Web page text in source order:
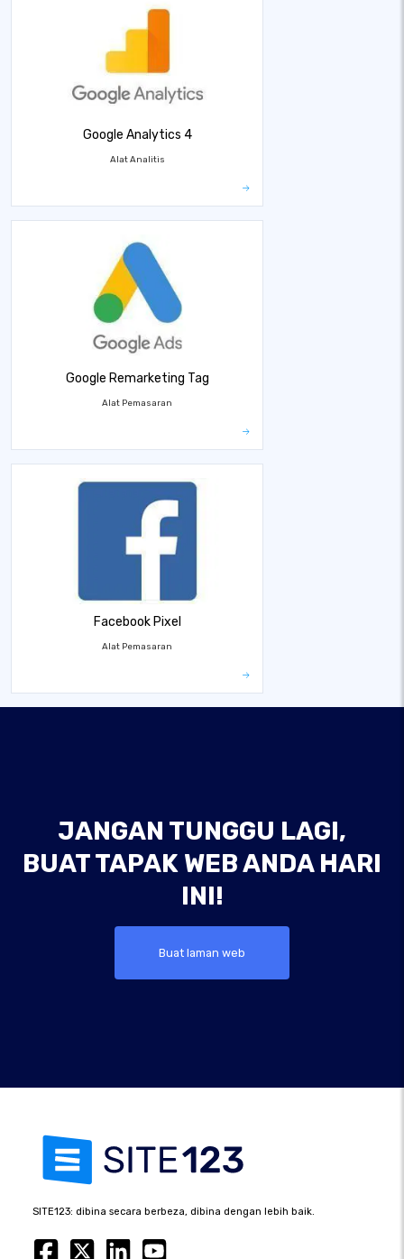
Google Analytics 4
Alat Analitis
Google Remarketing Tag
Alat Pemasaran
Facebook Pixel
Alat Pemasaran
JANGAN TUNGGU LAGI,
BUAT TAPAK WEB ANDA HARI
INI!
Buat laman web
SITE123: dibina secara berbeza, dibina dengan lebih baik.